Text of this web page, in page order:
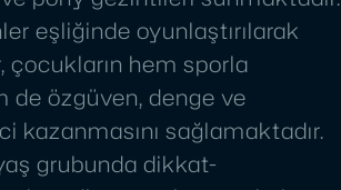
eşliğinde oyunlaştırılarak
hem sporla
de özgüven, denge ve
kazanmasını sağlamaktadır.
grubunda dikkat-